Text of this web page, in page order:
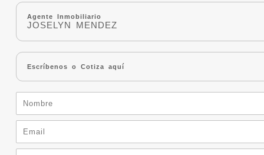
Agente Inmobiliario
JOSELYN MENDEZ
Escríbenos o Cotiza aquí